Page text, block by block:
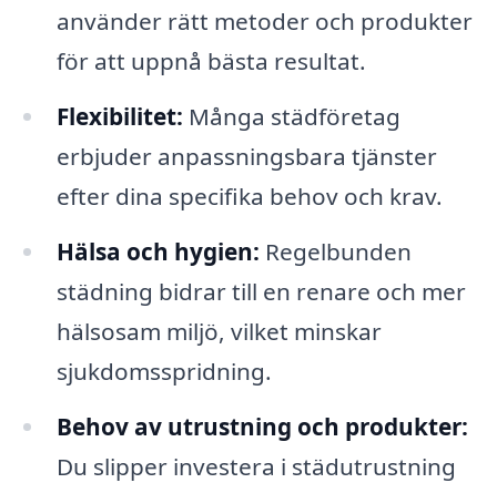
använder rätt metoder och produkter
för att uppnå bästa resultat.
Flexibilitet: Många städföretag
erbjuder anpassningsbara tjänster
efter dina specifika behov och krav.
Hälsa och hygien: Regelbunden
städning bidrar till en renare och mer
hälsosam miljö, vilket minskar
sjukdomsspridning.
Behov av utrustning och produkter:
Du slipper investera i städutrustning